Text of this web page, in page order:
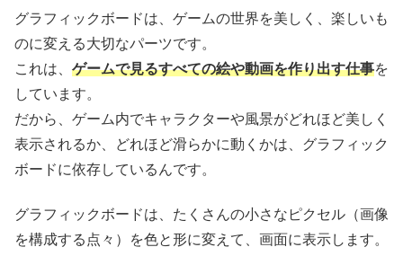
グラフィックボードは、ゲームの世界を美しく、楽しいも
のに変える大切なパーツです。
これは、 ゲームで見るすべての絵や動画を作り出す仕事を
しています。
だから、ゲーム内でキャラクターや風景がどれほど美しく
表示されるか、どれほど滑らかに動くかは、グラフィック
ボードに依存しているんです。
グラフィックボードは、たくさんの小さなピクセル（画像
を構成する点々）を色と形に変えて、画面に表示します。